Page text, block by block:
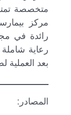
متخصصة
مركز
رائدة في
رعاية
بعد العملية
المصادر: